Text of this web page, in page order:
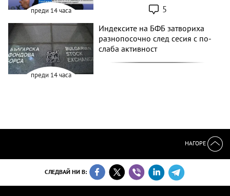
преди 14 часа 5
преди 14 часа
Индексите на БФБ затвориха
разнопосочно след сесия с по-
слаба активност
НАГОРЕ
СЛЕДВАЙ НИ В: